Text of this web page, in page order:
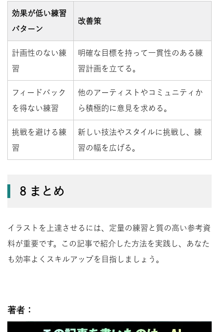
効果が低い練習
パターン
改善策
計画性のない練
習
明確な目標を持って一貫性のある練
習計画を立てる。
フィードバック
を得ない練習
他のアーティストやコミュニティか
ら積極的に意見を求める。
挑戦を避ける練
習
新しい技法やスタイルに挑戦し、練
習の幅を広げる。
8 まとめ
イラストを上達させるには、定量の練習と質の高い参考資
料が重要です。この記事で紹介した方法を実践し、あなた
も効率よくスキルアップを目指しましょう。
著者：